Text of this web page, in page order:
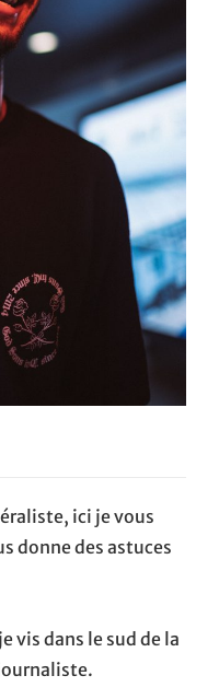
ici je vous
donne des astuces
vis dans le sud de la